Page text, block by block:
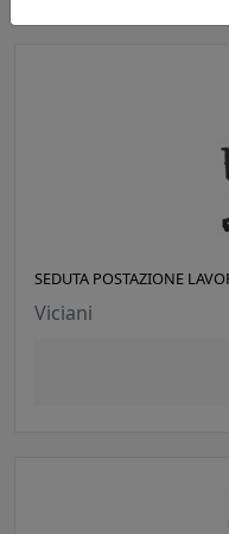
SEDUTA POSTAZIONE
Viciani